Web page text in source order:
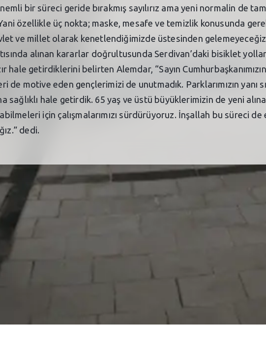
bir süreci geride bırakmış sayılırız ama yeni normalin de
özellikle üç nokta; maske, mesafe ve temizlik konusunda
ve millet olarak kenetlendiğimizde üstesinden
alınan kararlar doğrultusunda Serdivan’daki bisiklet
hale getirdiklerini belirten Alemdar, “Sayın
de motive eden gençlerimizi de unutmadık. Parklarımızın yanı
sağlıklı hale getirdik. 65 yaş ve üstü büyüklerimizin de yeni
için çalışmalarımızı sürdürüyoruz. İnşallah bu süreci
dedi.